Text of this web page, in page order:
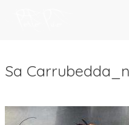
Sa Carrubedda_n